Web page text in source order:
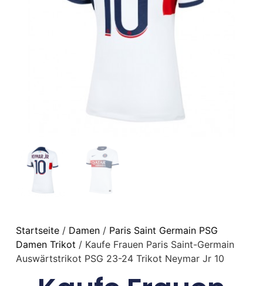
Startseite/ Damen/ Paris Saint Germain PSG
Damen Trikot / Kaufe Frauen Paris Saint-Germain
Auswärtstrikot PSG 23-24 Trikot Neymar Jr 10